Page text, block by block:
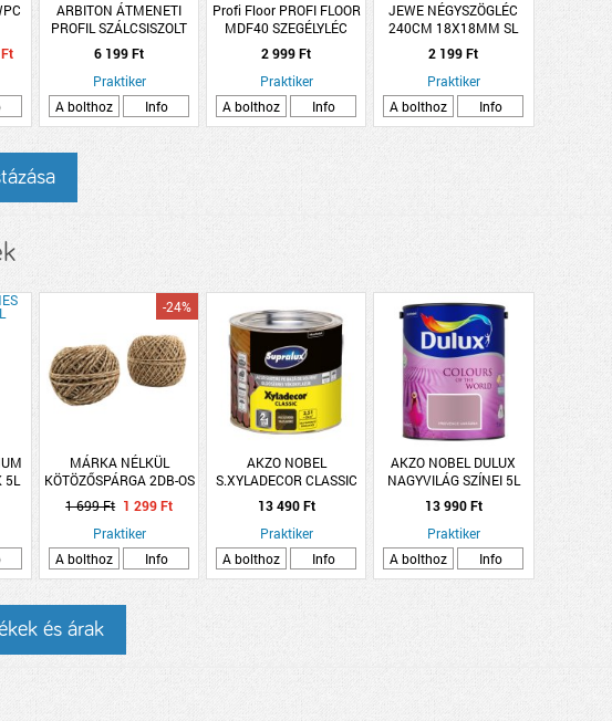
ARBITON ÁTMENETI
PROFIL SZÁLCSISZOLT
1,86M ÖNTAPADÓS
TITÁN
6 199 Ft
Praktiker
A bolthoz
Info
Profi Floor PROFI FLOOR
MDF40 SZEGÉLYLÉC
CHARLOTTE TÖLGY MDF
2700X18X40MM PF40-
17S
2 999 Ft
Praktiker
A bolthoz
Info
JEWE NÉGYSZÖGLÉC
240CM 18X18MM SL
2 199 Ft
Praktiker
A bolthoz
Info
5L
MÁRKA NÉLKÜL
KÖTÖZŐSPÁRGA 2DB-OS
D=2/1,6MM (20M+30M)
JUTA-PAMUT
-24%
1 699 Ft 1 299 Ft
Praktiker
A bolthoz
Info
AKZO NOBEL
S.XYLADECOR CLASSIC
VÉKONYLAZÚR 2,5L
PALISZANDER
OLDÓSZERES
13 490 Ft
Praktiker
A bolthoz
Info
AKZO NOBEL DULUX
NAGYVILÁG SZÍNEI 5L
POVANCE VARÁZSA
13 990 Ft
Praktiker
A bolthoz
Info
és árak